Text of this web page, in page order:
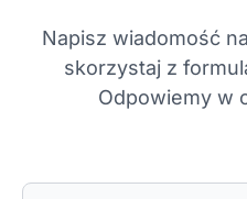
Napisz wiadomość na
skorzystaj z
Odpowiemy w